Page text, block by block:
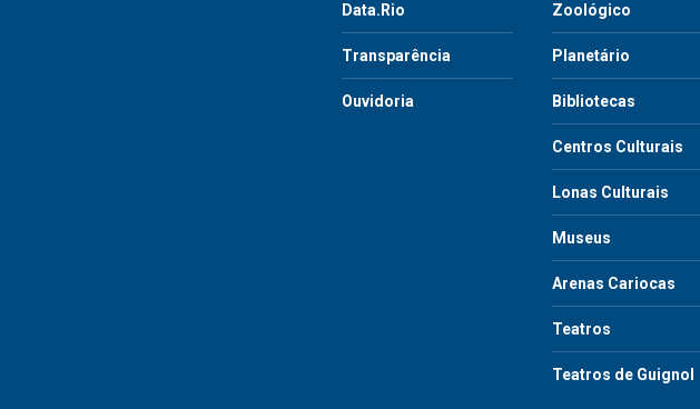
Data.Rio
Transparência
Ouvidoria
Zoológico
Planetário
Bibliotecas
Centros Culturais
Lonas Culturais
Museus
Arenas Cariocas
Teatros
Teatros de Guignol